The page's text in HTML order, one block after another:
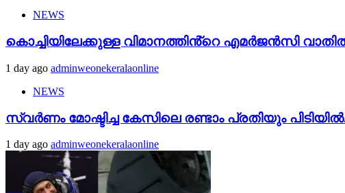
NEWS
കൊച്ചിയിലേക്കുള്ള വിമാനത്തിൻ്റെ എമര്‍ജന്‍സി
1 day ago adminweonekeralaonline
NEWS
സ്വർണം മോഷ്ടിച്ച കേസിലെ രണ്ടാം പ്രതിയും
1 day ago adminweonekeralaonline